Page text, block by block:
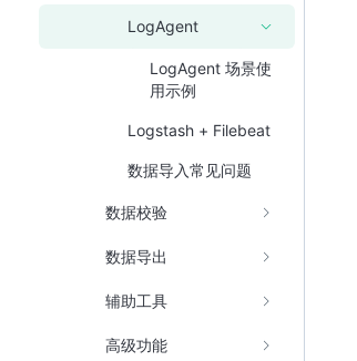
LogAgent
LogAgent 场景使
用示例
Logstash + Filebeat
数据导入常见问题
数据校验
数据导出
辅助工具
高级功能